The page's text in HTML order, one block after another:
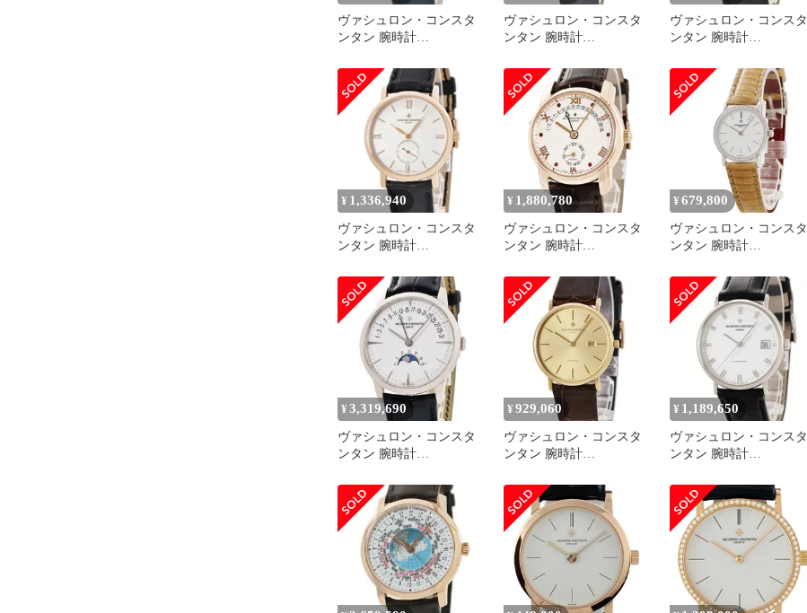
ヴァシュロン・コンスタ
ンタン 腕時計
み ブランド
ヴァシュロン・コンスタ
ンタン 腕時計
み ブランド
ヴァシュロン・コンスタ
ンタン 腕時計
み ブランド
¥ 1,336,940
ヴァシュロン・コンスタ
ンタン 腕時計
み ブランド
¥ 1,880,780
ヴァシュロン・コンスタ
ンタン 腕時計
み ブランド
¥ 679,800
ヴァシュロン・コンスタ
ンタン 腕時計
み ブランド
¥ 3,319,690
ヴァシュロン・コンスタ
ンタン 腕時計
み ブランド
¥ 929,060
ヴァシュロン・コンスタ
ンタン 腕時計
ランド
¥ 1,189,650
ヴァシュロン・コンスタ
ンタン 腕時計
み ブランド